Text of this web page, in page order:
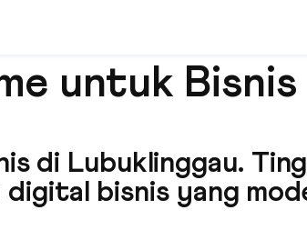
untuk
di Lubuklinggau.
bisnis yang